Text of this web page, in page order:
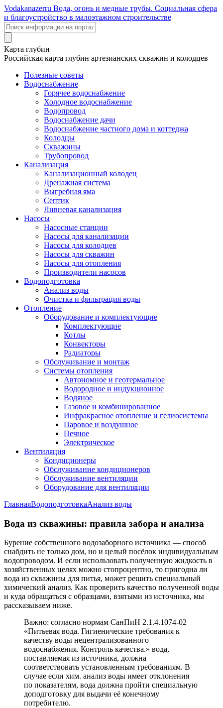
Vodakanazerru Вода, огонь и медные трубы. Социальная сфера
и благоустройство в малоэтажном строительстве
Карта глубин
Российская карта глубин артезианских скважин и колодцев
Полезные советы
Водоснабжение
Горячее водоснабжение
Холодное водоснабжение
Водопровод
Водоснабжение дачи
Водоснабжение частного дома и коттеджа
Колодцы
Скважины
Трубопровод
Канализация
Канализационный колодец
Дренажная система
Выгребная яма
Септик
Ливневая канализация
Насосы
Насосные станции
Насосы для канализации
Насосы для колодцев
Насосы для скважин
Насосы для отопления
Производители насосов
Водоподготовка
Анализ воды
Очистка и фильтрация воды
Отопление
Оборудование и комплектующие
Комплектующие
Котлы
Конвекторы
Радиаторы
Обслуживание и монтаж
Системы отопления
Автономное и геотермальное
Водородное и индукционное
Водяное
Газовое и комбинированное
Инфракрасное отопление и гелиосистемы
Паровое и воздушное
Печное
Электрическое
Вентиляция
Кондиционеры
Обслуживание кондиционеров
Обслуживание вентиляции
Оборудование для вентиляции
ГлавнаяВодоподготовкаАнализ воды
Вода из скважины: правила забора и анализа
Бурение собственного водозаборного источника — способ
снабдить не только дом, но и целый посёлок индивидуальным
водопроводом. И если использовать полученную жидкость в
хозяйственных целях можно стопроцентно, то пригодна ли
вода из скважины для питья, может решить специальный
химический анализ. Как проверить качество полученной воды
и куда обращаться с образцами, взятыми из источника, мы
рассказываем ниже.
Важно: согласно нормам СанПиН 2.1.4.1074-02
«Питьевая вода. Гигиенические требования к
качеству воды нецентрализованного
водоснабжения. Контроль качества.» вода,
поставляемая из источника, должна
соответствовать установленным требованиям. В
случае если хим. анализ воды имеет отклонения
по показателям, вода должна пройти специальную
доподготовку для выдачи её конечному
потребителю.